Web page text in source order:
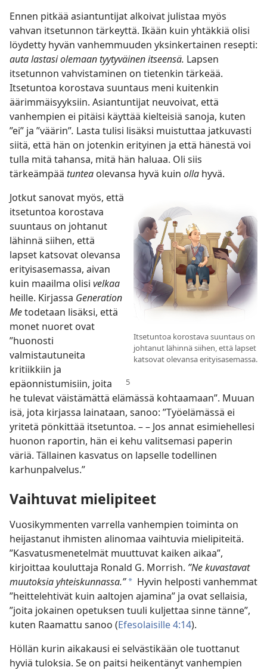
Ennen pitkää asiantuntijat alkoivat julistaa myös
vahvan itsetunnon tärkeyttä. Ikään kuin yhtäkkiä olisi
löydetty hyvän vanhemmuuden yksinkertainen resepti:
auta lastasi olemaan tyytyväinen itseensä. Lapsen
itsetunnon vahvistaminen on tietenkin tärkeää.
Itsetuntoa korostava suuntaus meni kuitenkin
äärimmäisyyksiin. Asiantuntijat neuvoivat, että
vanhempien ei pitäisi käyttää kielteisiä sanoja, kuten
”ei” ja ”väärin”. Lasta tulisi lisäksi muistuttaa jatkuvasti
siitä, että hän on jotenkin erityinen ja että hänestä voi
tulla mitä tahansa, mitä hän haluaa. Oli siis
tärkeämpää tuntea olevansa hyvä kuin olla hyvä.
Itsetuntoa korostava suuntaus on
johtanut lähinnä siihen, että lapset
katsovat olevansa erityisasemassa.
Jotkut sanovat myös, että
itsetuntoa korostava
suuntaus on johtanut
lähinnä siihen, että
lapset katsovat olevansa
erityisasemassa, aivan
kuin maailma olisi velkaa
heille. Kirjassa Generation
Metodetaan lisäksi, että
monet nuoret ovat
”huonosti
valmistautuneita
kritiikkiin ja
epäonnistumisiin, joita
he tulevat väistämättä elämässä kohtaamaan”. Muuan
isä, jota kirjassa lainataan, sanoo: ”Työelämässä ei
yritetä pönkittää itsetuntoa. – – Jos annat esimiehellesi
huonon raportin, hän ei kehu valitsemasi paperin
väriä. Tällainen kasvatus on lapselle todellinen
karhunpalvelus.”
Vaihtuvat mielipiteet
Vuosikymmenten varrella vanhempien toiminta on
heijastanut ihmisten alinomaa vaihtuvia mielipiteitä.
”Kasvatusmenetelmät muuttuvat kaiken aikaa”,
kirjoittaa kouluttaja Ronald G. Morrish. ”Ne kuvastavat
muutoksia yhteiskunnassa.” * Hyvin helposti vanhemmat
”heittelehtivät kuin aaltojen ajamina” ja ovat sellaisia,
”joita jokainen opetuksen tuuli kuljettaa sinne tänne”,
kuten Raamattu sanoo (Efesolaisille 4:14).
Höllän kurin aikakausi ei selvästikään ole tuottanut
hyviä tuloksia. Se on paitsi heikentänyt vanhempien